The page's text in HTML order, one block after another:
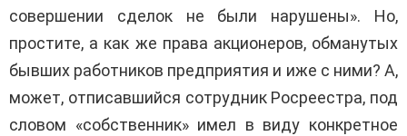
совершении сделок не были нарушены». Но,
простите, а как же права акционеров, обманутых
бывших работников предприятия и иже с ними? А,
может, отписавшийся сотрудник Росреестра, под
словом «собственник» имел в виду конкретное